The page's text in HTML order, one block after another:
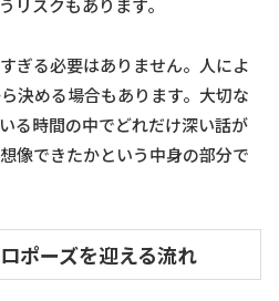
リスクもあります。
ぎる必要はありません。人によ
決める場合もあります。大切な
る時間の中でどれだけ深い話が
像できたかという中身の部分で
ポーズを迎える流れ